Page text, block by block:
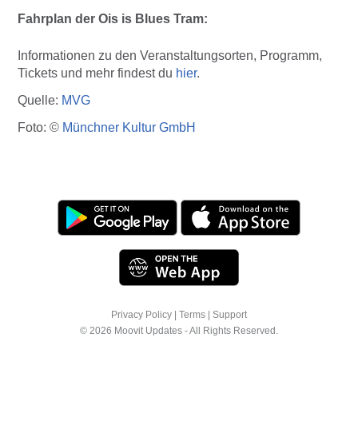
Fahrplan der Ois is Blues Tram:
Informationen zu den Veranstaltungsorten, Programm,
Tickets und mehr findest du hier.
Quelle: MVG
Foto: © Münchner Kultur GmbH
Privacy Policy Terms
Support
© 2026 Moovit Updates - All Rights Reserved.